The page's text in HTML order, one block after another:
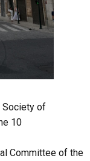
Society of
10
Committee of the